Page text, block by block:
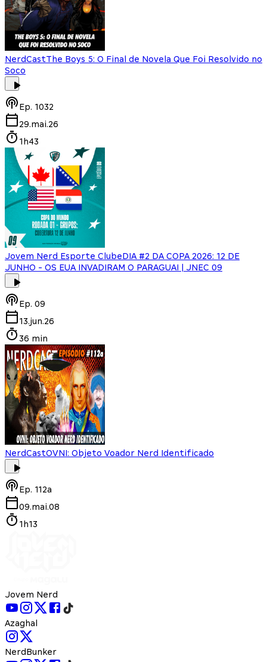
NerdCastThe Boys 5: O Final de Novela Que Foi Resolvido no
Soco
Ep. 1032
29.mai.26
1h43
Jovem Nerd Esporte ClubeDIA #2 DA COPA 2026: 12 DE
JUNHO - OS EUA INVADIRAM O PARAGUAI | JNEC 09
Ep. 09
13.jun.26
36 min
NerdCastOVNI: Objeto Voador Nerd Identificado
Ep. 112a
09.mai.08
1h13
Jovem Nerd
Azaghal
NerdBunker